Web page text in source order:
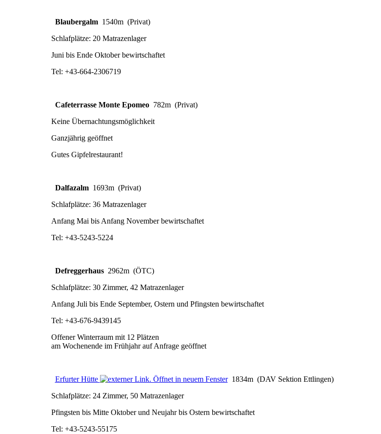
Blaubergalm1540m (Privat)
Schlafplätze: 20 Matrazenlager
Juni bis Ende Oktober bewirtschaftet
Tel: +43-664-2306719
Cafeterrasse Monte Epomeo782m (Privat)
Keine Übernachtungsmöglichkeit
Ganzjährig geöffnet
Gutes Gipfelrestaurant!
Dalfazalm1693m (Privat)
Schlafplätze: 36 Matrazenlager
Anfang Mai bis Anfang November bewirtschaftet
Tel: +43-5243-5224
Defreggerhaus2962m (ÖTC)
Schlafplätze: 30 Zimmer, 42 Matrazenlager
Anfang Juli bis Ende September, Ostern und Pfingsten bewirtschaftet
Tel: +43-676-9439145
Offener Winterraum mit 12 Plätzen
am Wochenende im Frühjahr auf Anfrage geöffnet
Erfurter Hütte
1834m (DAV Sektion Ettlingen)
Schlafplätze: 24 Zimmer, 50 Matrazenlager
Pfingsten bis Mitte Oktober und Neujahr bis Ostern bewirtschaftet
Tel: +43-5243-55175